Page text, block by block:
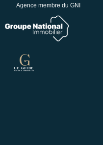
Agence membre du GNI